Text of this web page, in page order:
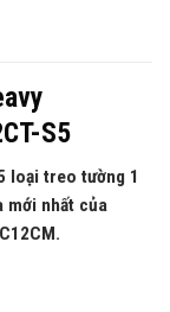
S5
loại treo tường 1
mới nhất của